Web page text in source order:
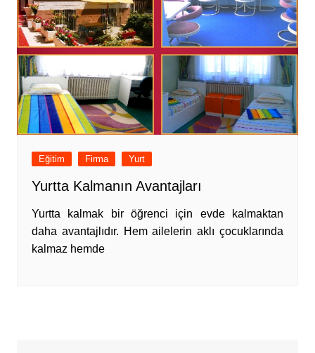
Eğitim Firma Yurt
Yurtta Kalmanın Avantajları
Yurtta kalmak bir öğrenci için evde kalmaktan
daha avantajlıdır. Hem ailelerin aklı çocuklarında
kalmaz hemde